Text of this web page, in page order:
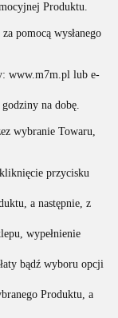
Produktu.
pomocą wysłanego
www.m7m.pl lub e-
na dobę.
wybranie Towaru,
przycisku
a następnie, z
wypełnienie
bądź wyboru opcji
Produktu, a